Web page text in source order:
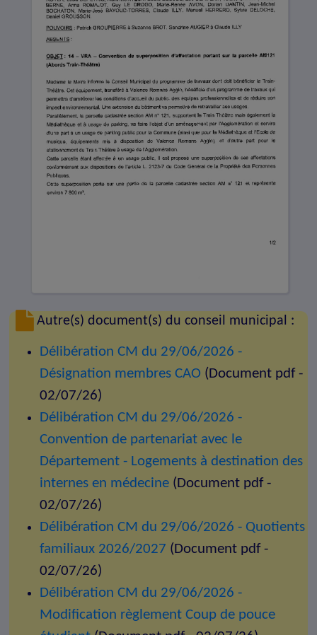
Autre(s) document(s) du conseil municipal :
Délibération CM du 29/06/2026 -
Désignation membres CAO (Document pdf -
02/07/26)
Délibération CM du 29/06/2026 -
Convention de partenariat avec le
Département - Logements à destination des
internes en médecine(Document pdf -
02/07/26)
Délibération CM du 29/06/2026 - Quotients
familiaux 2026/2027 (Document pdf -
02/07/26)
Délibération CM du 29/06/2026 -
Modification règlement Coup de pouce